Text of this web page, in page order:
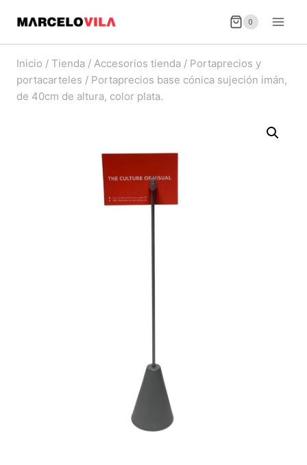
contenido
0
Inicio / Tienda / Accesorios tienda / Portaprecios y
portacarteles / Portaprecios base cónica sujeción imán,
de 40cm de altura, color plata.